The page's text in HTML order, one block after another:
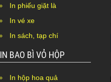
In phiếu giặt là
In vé xe
In sách, tạp chí
IN BAO BÌ VỎ HỘP
In hộp hoa quả